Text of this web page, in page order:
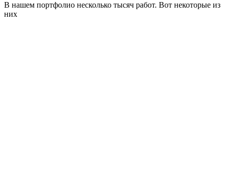
В нашем портфолио несколько тысяч работ. Вот некоторые из
них